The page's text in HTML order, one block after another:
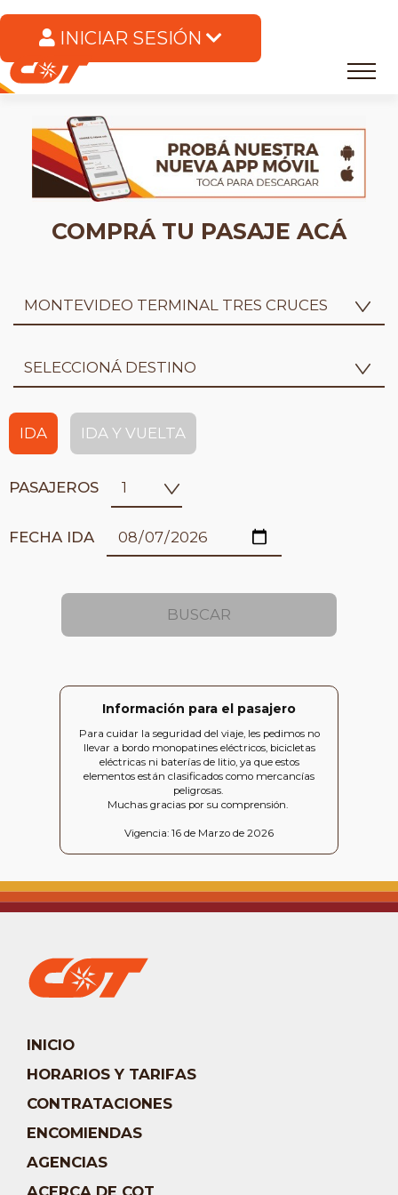
INICIAR SESIÓN
COMPRÁ TU PASAJE ACÁ
IDA IDA Y VUELTA
PASAJEROS
FECHA IDA
Información para el pasajero
Para cuidar la seguridad del viaje, les pedimos no
llevar a bordo monopatines eléctricos, bicicletas
eléctricas ni baterías de litio, ya que estos
elementos están clasificados como mercancías
peligrosas.
Muchas gracias por su comprensión.
Vigencia: 16 de Marzo de 2026
INICIO
HORARIOS Y TARIFAS
CONTRATACIONES
ENCOMIENDAS
AGENCIAS